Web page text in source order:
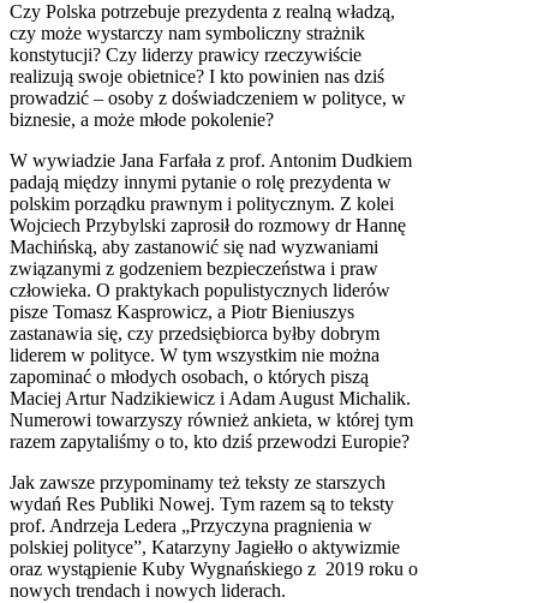
Czy Polska potrzebuje prezydenta z realną władzą,
czy może wystarczy nam symboliczny strażnik
konstytucji? Czy liderzy prawicy rzeczywiście
realizują swoje obietnice? I kto powinien nas dziś
prowadzić – osoby z doświadczeniem w polityce, w
biznesie, a może młode pokolenie?
W wywiadzie Jana Farfała z prof. Antonim Dudkiem
padają między innymi pytanie o rolę prezydenta w
polskim porządku prawnym i politycznym. Z kolei
Wojciech Przybylski zaprosił do rozmowy dr Hannę
Machińską, aby zastanowić się nad wyzwaniami
związanymi z godzeniem bezpieczeństwa i praw
człowieka. O praktykach populistycznych liderów
pisze Tomasz Kasprowicz, a Piotr Bieniuszys
zastanawia się, czy przedsiębiorca byłby dobrym
liderem w polityce. W tym wszystkim nie można
zapominać o młodych osobach, o których piszą
Maciej Artur Nadzikiewicz i Adam August Michalik.
Numerowi towarzyszy również ankieta, w której tym
razem zapytaliśmy o to, kto dziś przewodzi Europie?
Jak zawsze przypominamy też teksty ze starszych
wydań Res Publiki Nowej. Tym razem są to teksty
prof. Andrzeja Ledera „Przyczyna pragnienia w
polskiej polityce”, Katarzyny Jagiełło o aktywizmie
oraz wystąpienie Kuby Wygnańskiego z 2019 roku o
nowych trendach i nowych liderach.